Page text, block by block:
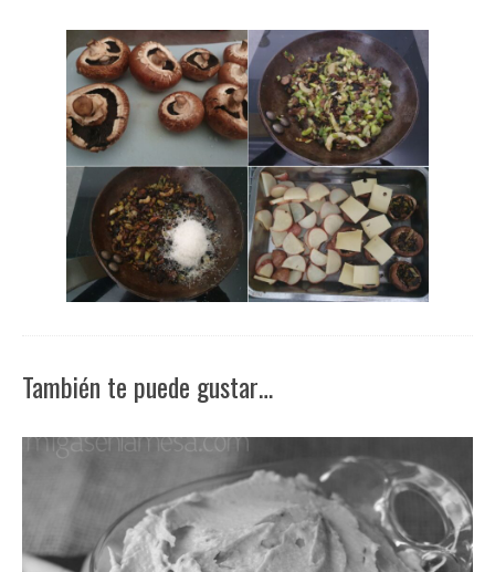
También te puede gustar…